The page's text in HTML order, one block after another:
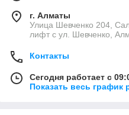
г. Алматы
​Улица Шевченко 204,
лифт с ул. Шевченко,
Контакты
Сегодня работает с
Показать весь график